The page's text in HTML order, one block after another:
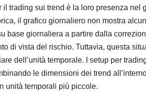
trading sui trend è la loro presenza nel
il grafico giornaliero non mostra
base giornaliera a partire dalla
di vista del rischio. Tuttavia, questa
dell’unità temporale. I setup per
le dimensioni dei trend
unità temporali più piccole.